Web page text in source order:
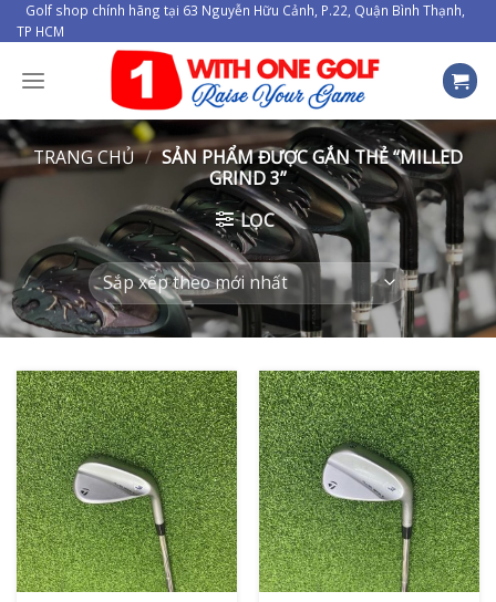
Skip
to
content
Golf shop chính hãng tại 63 Nguyễn Hữu Cảnh, P.22, Quận Bình Thạnh,
TP HCM
TRANG CHỦ / SẢN PHẨM ĐƯỢC GẮN THẺ “MILLED
GRIND 3”
LỌC